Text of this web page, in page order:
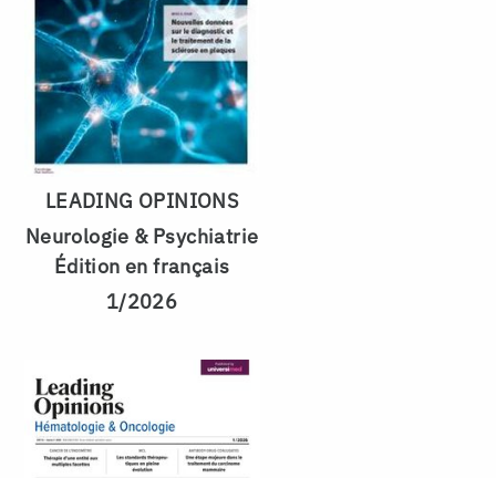
LEADING OPINIONS
Neurologie & Psychiatrie
Édition en français
1/2026